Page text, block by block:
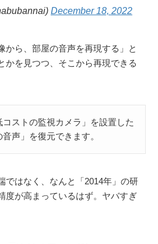
December 18, 2022
から、部屋の音声を再現する」と
かを見つつ、そこから再現できる
ストの監視カメラ」を設置した
声」を復元できます。
ではなく、なんと「2014年」の研
度が高まっているはず。ヤバすぎ